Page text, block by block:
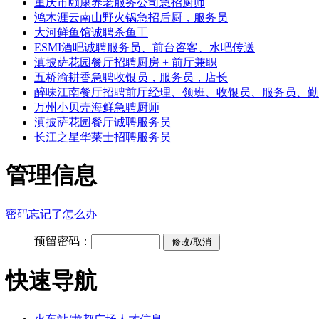
鸿木涯云南山野火锅急招后厨，服务员
大河鲜鱼馆诚聘杀鱼工
ESMI酒吧诚聘服务员、前台咨客、水吧传送
滇披萨花园餐厅招聘厨房 + 前厅兼职
五桥渝耕香急聘收银员，服务员，店长
醉味江南餐厅招聘前厅经理、领班、收银员、服务员、
万州小贝壳海鲜急聘厨师
滇披萨花园餐厅诚聘服务员
长江之星华莱士招聘服务员
管理信息
密码忘记了怎么办
预留密码：
快速导航